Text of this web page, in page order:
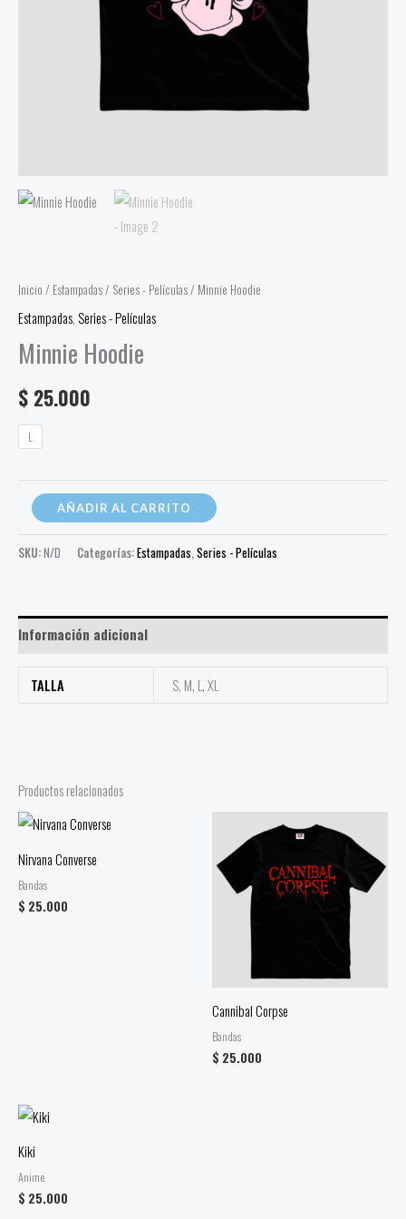
Inicio / Estampadas/ Series - Películas/ Minnie Hoodie
Estampadas, Series - Películas
Minnie Hoodie
$ 25.000
L
AÑADIR AL CARRITO
SKU:N/D Categorías:Estampadas,Series - Películas
Información adicional
TALLA S, M, L, XL
Productos relacionados
Nirvana Converse
Bandas
$ 25.000
Cannibal Corpse
Bandas
$ 25.000
Kiki
Anime
$ 25.000